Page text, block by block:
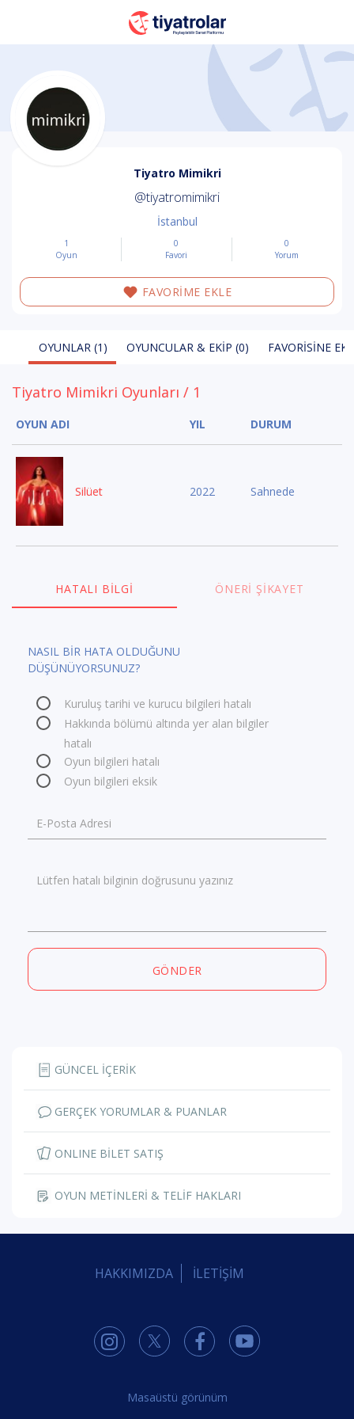
Tiyatro Mimikri
@tiyatromimikri
İstanbul
1
Oyun
0
Favori
0
Yorum
FAVORİME EKLE
OYUNLAR (1) OYUNCULAR & EKIP (0) FAVORISINE
Tiyatro Mimikri Oyunları / 1
OYUN ADI YIL DURUM
Silüet 2022 Sahnede
HATALI BILGI ÖNERI ŞIKAYET
NASIL BİR HATA OLDUĞUNU
DÜŞÜNÜYORSUNUZ?
Kuruluş tarihi ve kurucu bilgileri hatalı
Hakkında bölümü altında yer alan bilgiler
hatalı
Oyun bilgileri hatalı
Oyun bilgileri eksik
E-Posta Adresi
Lütfen hatalı bilginin doğrusunu yazınız
GÖNDER
GÜNCEL İÇERİK
GERÇEK YORUMLAR & PUANLAR
ONLINE BİLET SATIŞ
OYUN METİNLERİ & TELİF HAKLARI
HAKKIMIZDA İLETİŞİM
Masaüstü görünüm